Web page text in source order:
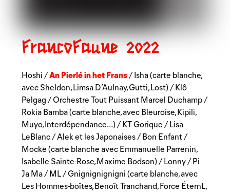
FrancoFaune2022
Hoshi /An Pierlé in het Frans/ Isha (carte blanche,
avec Sheldon, Limsa D’Aulnay, Gutti, Lost) / Klô
Pelgag / Orchestre Tout Puissant Marcel Duchamp /
Rokia Bamba (carte blanche, avec Bleuroise, Kipili,
Muyo, Interdépendance…) / KT Gorique / Lisa
LeBlanc / Alek et les Japonaises / Bon Enfant /
Mocke (carte blanche avec Emmanuelle Parrenin,
Isabelle Sainte-Rose, Maxime Bodson) / Lonny / Pi
Ja Ma / ML / Gnignignignigni (carte blanche, avec
Les Hommes-boîtes, Benoît Tranchand, Force ÉternL,